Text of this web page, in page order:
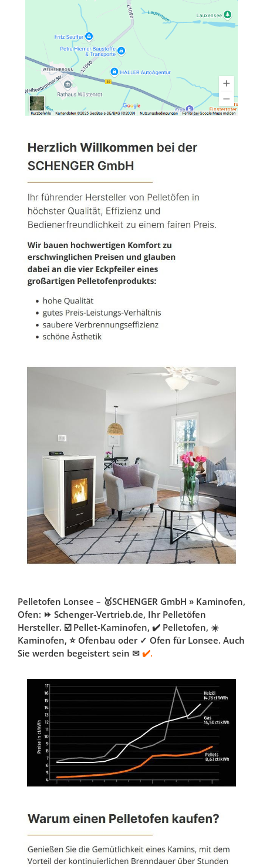
Pelletofen Lonsee – 🥇SCHENGER GmbH » Kaminofen,
Ofen: ⏩ Schenger-Vertrieb.de, Ihr Pelletöfen
Hersteller. ☑️ Pellet-Kaminofen, ✔️ Pelletofen, ☀️
Kaminofen, ⭐ Ofenbau oder ✓ Ofen für Lonsee. Auch
Sie werden begeistert sein ✉ ✔️.